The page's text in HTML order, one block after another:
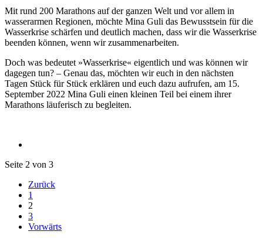
Mit rund 200 Marathons auf der ganzen Welt und vor allem in
wasserarmen Regionen, möchte Mina Guli das Bewusstsein für die
Wasserkrise schärfen und deutlich machen, dass wir die Wasserkrise
beenden können, wenn wir zusammenarbeiten.
Doch was bedeutet »Wasserkrise« eigentlich und was können wir
dagegen tun? – Genau das, möchten wir euch in den nächsten
Tagen Stück für Stück erklären und euch dazu aufrufen, am 15.
September 2022 Mina Guli einen kleinen Teil bei einem ihrer
Marathons läuferisch zu begleiten.
Seite 2 von 3
Zurück
1
2
3
Vorwärts